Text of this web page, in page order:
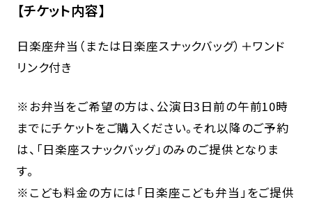
【チケット内容】
日楽座弁当（または日楽座スナックバッグ）＋ワンド
リンク付き
※お弁当をご希望の方は、公演日3日前の午前10時
までにチケットをご購入ください。それ以降のご予約
は、「日楽座スナックバッグ」のみのご提供となりま
す。
※こども料金の方には「日楽座こども弁当」をご提供